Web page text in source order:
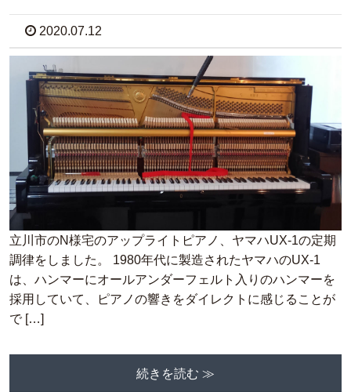
2020.07.12
立川市のN様宅のアップライトピアノ、ヤマハUX-1の定期
調律をしました。 1980年代に製造されたヤマハのUX-1
は、ハンマーにオールアンダーフェルト入りのハンマーを
採用していて、ピアノの響きをダイレクトに感じることが
で […]
続きを読む ≫